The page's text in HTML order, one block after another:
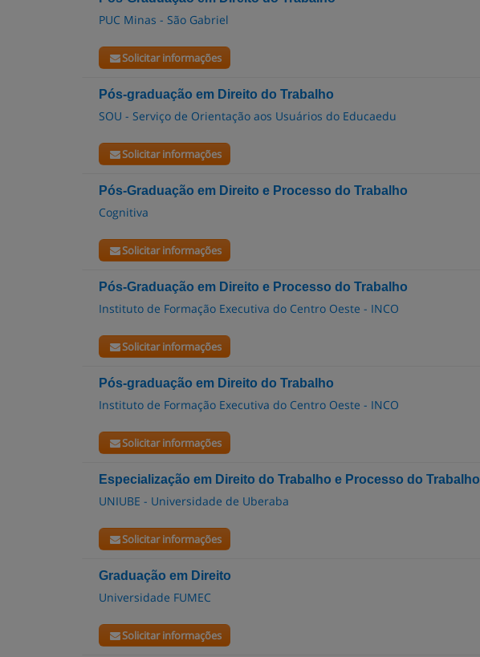
PUC Minas - São Gabriel
Solicitar informações
Pós-graduação em Direito do Trabalho
SOU - Serviço de Orientação aos Usuários do Educaedu
Solicitar informações
Pós-Graduação em Direito e Processo do Trabalho
Cognitiva
Solicitar informações
Pós-Graduação em Direito e Processo do Trabalho
Instituto de Formação Executiva do Centro Oeste - INCO
Solicitar informações
Pós-graduação em Direito do Trabalho
Instituto de Formação Executiva do Centro Oeste - INCO
Solicitar informações
Especialização em Direito do Trabalho e Processo do Trabalho
UNIUBE - Universidade de Uberaba
Solicitar informações
Graduação em Direito
Universidade FUMEC
Solicitar informações